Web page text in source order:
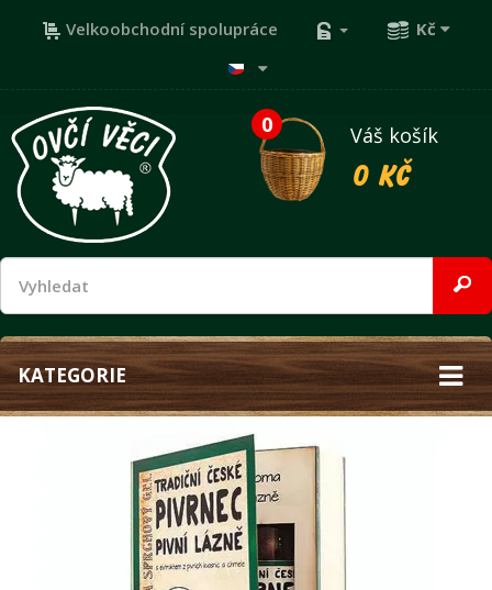
Velkoobchodní spolupráce Kč
0
Váš košík
0 Kč
KATEGORIE